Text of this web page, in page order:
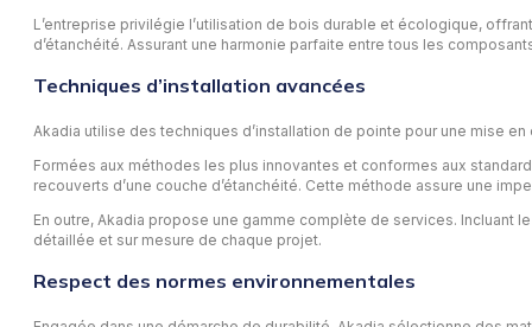
L’entreprise privilégie l’utilisation de bois durable et écologique,
d’étanchéité. Assurant une harmonie parfaite entre tous les
Techniques d’installation avancées
Akadia utilise des techniques d’installation de pointe pour une mise
Formées aux méthodes les plus innovantes et conformes aux
recouverts d’une couche d’étanchéité. Cette méthode assure une
En outre, Akadia propose une gamme complète de services. Incluant
détaillée et sur mesure de chaque projet.
Respect des normes environnementales